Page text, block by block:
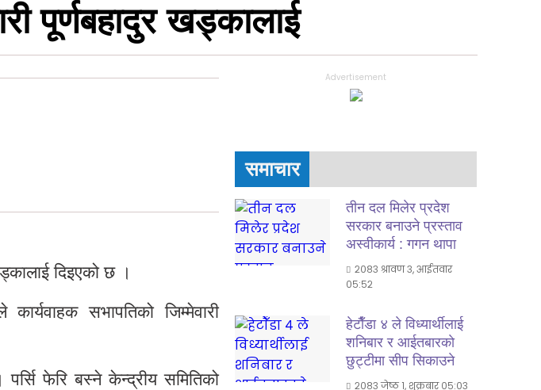
पूर्णबहादुर खड्कालाई
दिइएको छ ।
सभापतिको जिम्मेवारी
फेरि बस्ने केन्द्रीय समितिको
Advertisement
समाचार
तीन दल मिलेर प्रदेश
सरकार बनाउने प्रस्ताव
अस्वीकार्य : गगन थापा
२०८३ श्रावण ३, आईतवार
०५:५२
हेटाैँडा ४ ले विध्यार्थीलाई
शनिबार र आईतबारकाे
छुट्टीमा सीप सिकाउने
२०८३ जेष्ठ १, शुक्रबार ०५:०३